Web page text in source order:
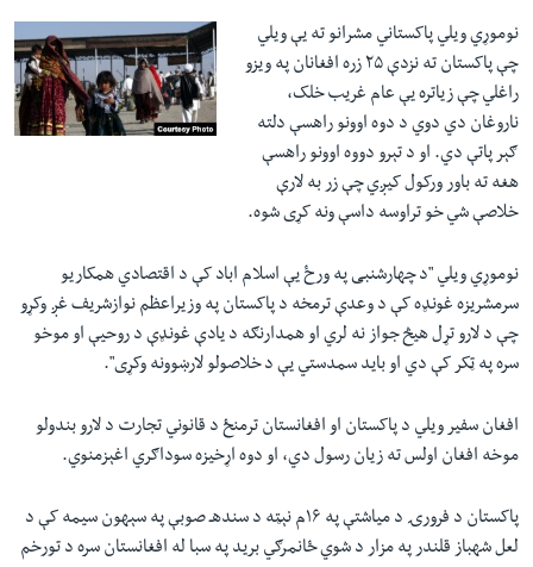
نوموړي ويلي پاکستاني مشرانو ته يې ویلي
چې پاکستان ته نزدې ۲۵ زره افغانان په ویزو
راغلي چې زياتره يې عام غريب خلک،
ناروغان دي دوي د دوه اوونو راهسې دلته
ګېر پاتې دي. او د تېرو دووه اوونو راهسې
هغه ته باور ورکول کيږي چې زر به لارې
خلاصې شي خو تراوسه داسې ونه کړی شوه.
نوموړي ويلي "د چهارشنبی په ورځ يې اسلام اباد کې د اقتصادي همکاريو
سرمشريزه غونډه کې د وعدې ترمخه د پاکستان په وزيراعظم نوازشريف غږ وکړو
چې د لارو تړل هيڅ جواز نه لري او همدارنګه د یادې غونډې د روحیې او موخو
سره په ټکر کې دي او باید سمدستي یې د خلاصولو لارښوونه وکړی".
افغان سفير ويلي د پاکستان او افغانستان ترمنځ د قانوني تجارت د لارو بندولو
موخه افغان اولس ته زيان رسول دي، او دوه اړخيزه سوداګري اغېزمنوي.
پاکستان د فرورۍ د مياشتې په ۱۶م نېټه د سندهـ صوبې په سېهون سیمه کې د
لعل شهباز قلندر په مزار د شوي ځانمرګي برید په سبا له افغانستان سره د تورخم